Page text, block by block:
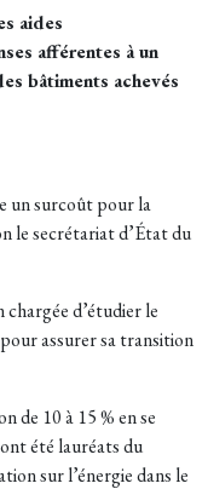
aides
afférentes à un
bâtiments achevés
un surcoût pour la
le secrétariat d’État du
chargée d’étudier le
assurer sa transition
de 10 à 15 % en se
été lauréats du
sur l’énergie dans le